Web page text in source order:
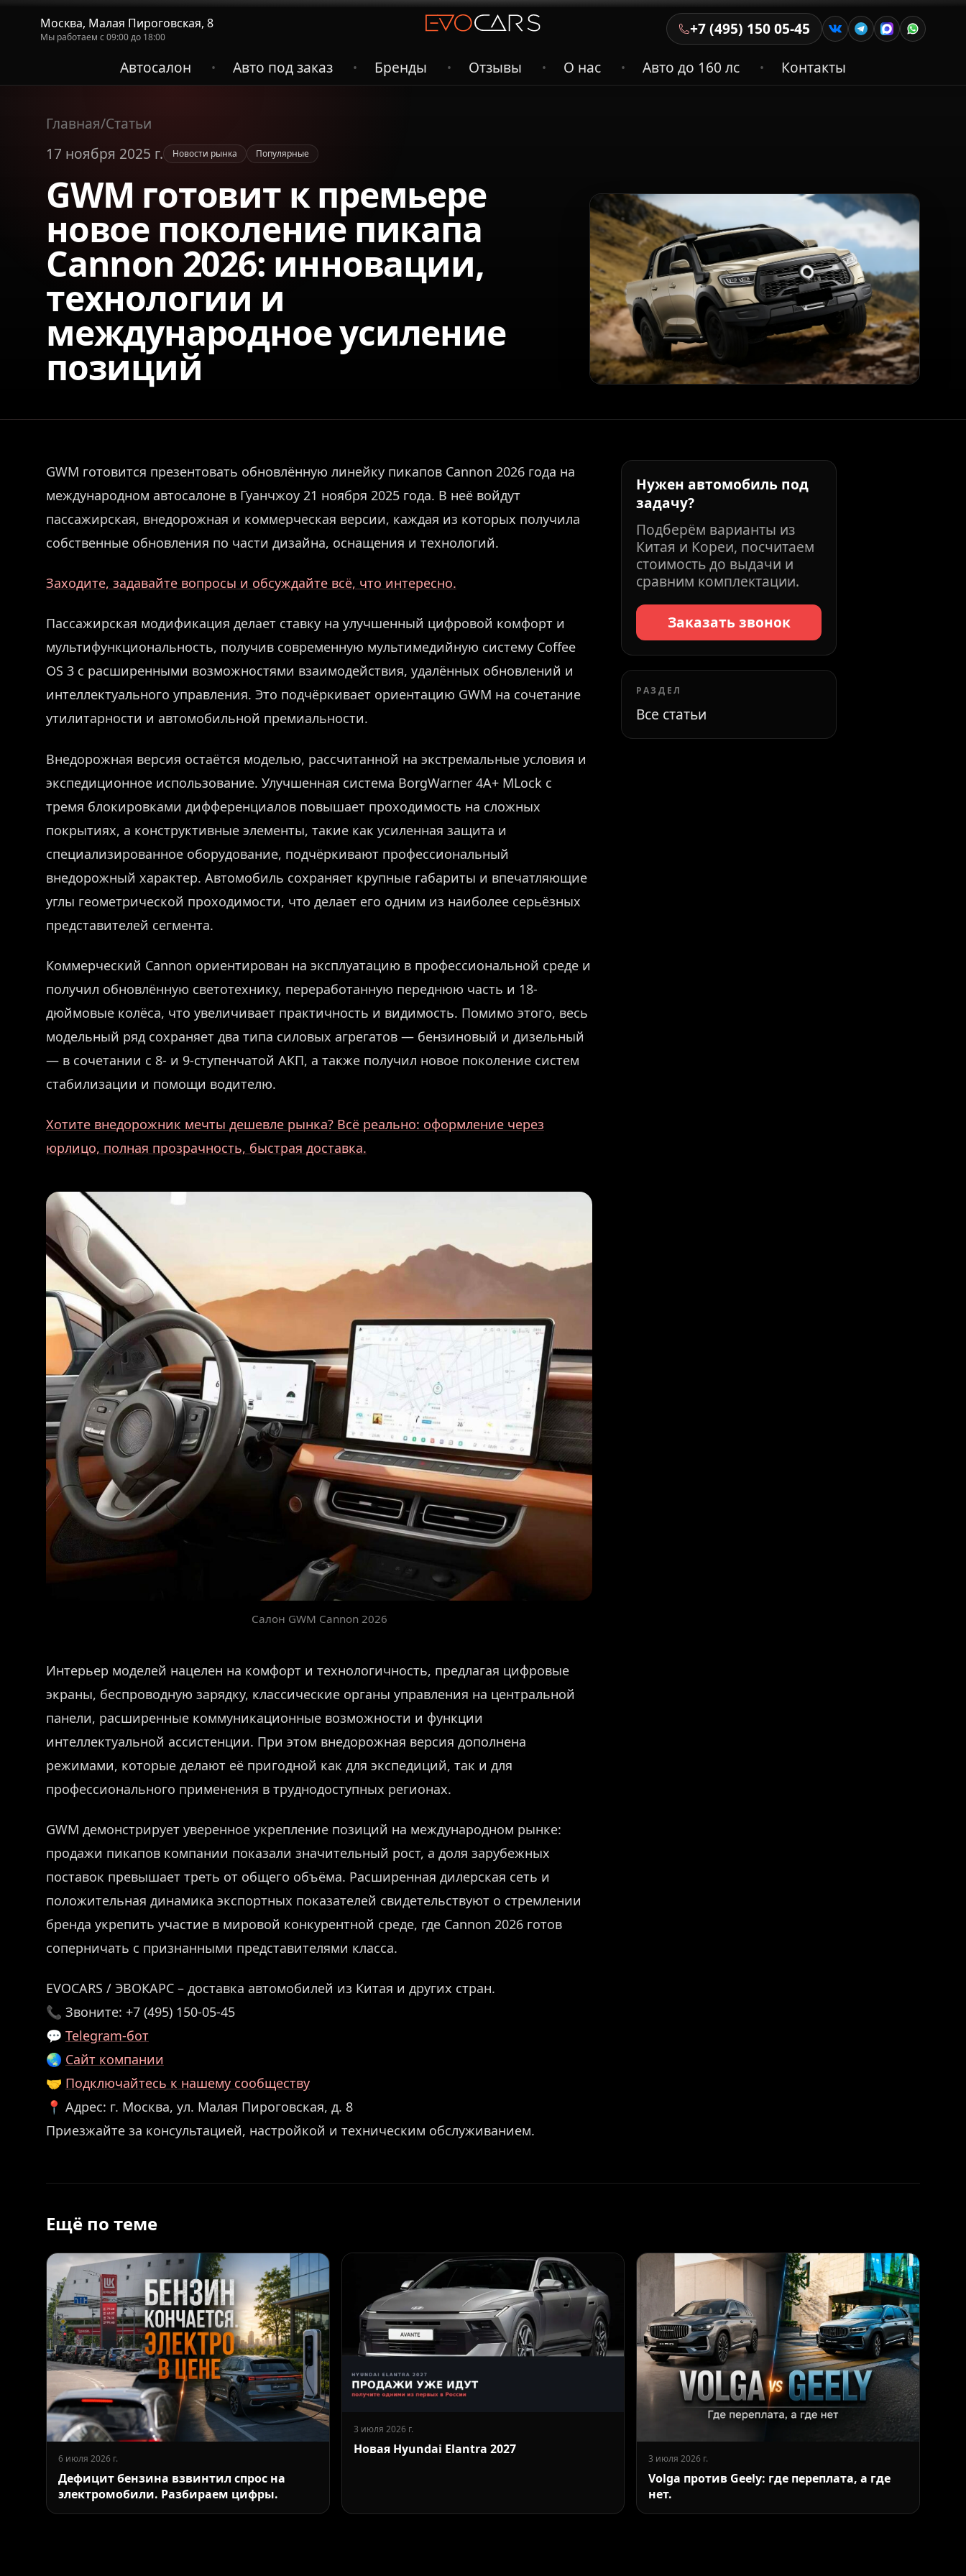
Москва, Малая Пироговская, 8
Мы работаем с 09:00 до 18:00
+7 (495) 150 05-45
Автосалон
• Авто под заказ • Бренды • Отзывы • О нас • Авто до 160 лс • Контакты
Главная/Статьи
17 ноября 2025 г.
Новости рынка Популярные
GWM готовит к премьере
новое поколение пикапа
Cannon 2026: инновации,
технологии и
международное усиление
позиций
GWM готовится презентовать обновлённую линейку пикапов Cannon 2026 года на
международном автосалоне в Гуанчжоу 21 ноября 2025 года. В неё войдут
пассажирская, внедорожная и коммерческая версии, каждая из которых получила
собственные обновления по части дизайна, оснащения и технологий.
Заходите, задавайте вопросы и обсуждайте всё, что интересно.
Пассажирская модификация делает ставку на улучшенный цифровой комфорт и
мультифункциональность, получив современную мультимедийную систему Coffee
OS 3 с расширенными возможностями взаимодействия, удалённых обновлений и
интеллектуального управления. Это подчёркивает ориентацию GWM на сочетание
утилитарности и автомобильной премиальности.
Внедорожная версия остаётся моделью, рассчитанной на экстремальные условия и
экспедиционное использование. Улучшенная система BorgWarner 4A+ MLock с
тремя блокировками дифференциалов повышает проходимость на сложных
покрытиях, а конструктивные элементы, такие как усиленная защита и
специализированное оборудование, подчёркивают профессиональный
внедорожный характер. Автомобиль сохраняет крупные габариты и впечатляющие
углы геометрической проходимости, что делает его одним из наиболее серьёзных
представителей сегмента.
Коммерческий Cannon ориентирован на эксплуатацию в профессиональной среде и
получил обновлённую светотехнику, переработанную переднюю часть и 18-
дюймовые колёса, что увеличивает практичность и видимость. Помимо этого, весь
модельный ряд сохраняет два типа силовых агрегатов — бензиновый и дизельный
— в сочетании с 8- и 9-ступенчатой АКП, а также получил новое поколение систем
стабилизации и помощи водителю.
Хотите внедорожник мечты дешевле рынка? Всё реально: оформление через
юрлицо, полная прозрачность, быстрая доставка.
Салон GWM Cannon 2026
Интерьер моделей нацелен на комфорт и технологичность, предлагая цифровые
экраны, беспроводную зарядку, классические органы управления на центральной
панели, расширенные коммуникационные возможности и функции
интеллектуальной ассистенции. При этом внедорожная версия дополнена
режимами, которые делают её пригодной как для экспедиций, так и для
профессионального применения в труднодоступных регионах.
GWM демонстрирует уверенное укрепление позиций на международном рынке:
продажи пикапов компании показали значительный рост, а доля зарубежных
поставок превышает треть от общего объёма. Расширенная дилерская сеть и
положительная динамика экспортных показателей свидетельствуют о стремлении
бренда укрепить участие в мировой конкурентной среде, где Cannon 2026 готов
соперничать с признанными представителями класса.
EVOCARS / ЭВОКАРС – доставка автомобилей из Китая и других стран.
📞 Звоните: +7 (495) 150-05-45
💬 Telegram-бот
🌏 Сайт компании
🤝 Подключайтесь к нашему сообществу
📍 Адрес: г. Москва, ул. Малая Пироговская, д. 8
Приезжайте за консультацией, настройкой и техническим обслуживанием.
Нужен автомобиль под
задачу?
Подберём варианты из
Китая и Кореи, посчитаем
стоимость до выдачи и
сравним комплектации.
Заказать звонок
РАЗДЕЛ
Все статьи
Ещё по теме
6 июля 2026 г.
Дефицит бензина взвинтил спрос на
электромобили. Разбираем цифры.
3 июля 2026 г.
Новая Hyundai Elantra 2027
3 июля 2026 г.
Volga против Geely: где переплата, а где
нет.